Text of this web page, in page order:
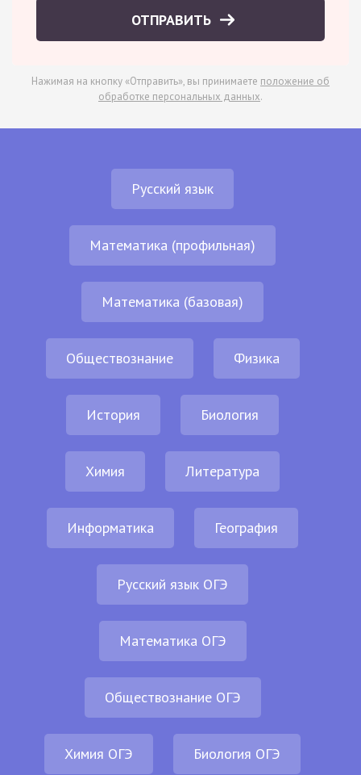
ОТПРАВИТЬ
Нажимая на кнопку «Отправить», вы принимаете положение об
обработке персональных данных.
Русский язык
Математика (профильная)
Математика (базовая)
Обществознание Физика
История Биология
Химия Литература
Информатика География
Русский язык ОГЭ
Математика ОГЭ
Обществознание ОГЭ
Химия ОГЭ Биология ОГЭ